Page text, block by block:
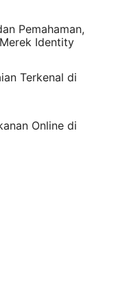
Pemahaman,
Identity
Terkenal di
Online di